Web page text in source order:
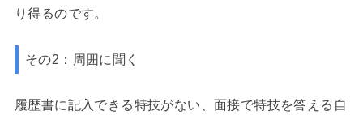
り得るのです。
その2：周囲に聞く
履歴書に記入できる特技がない、面接で特技を答える自